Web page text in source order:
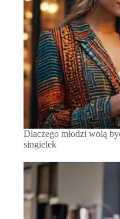
Dlaczego młodzi wolą
singielek